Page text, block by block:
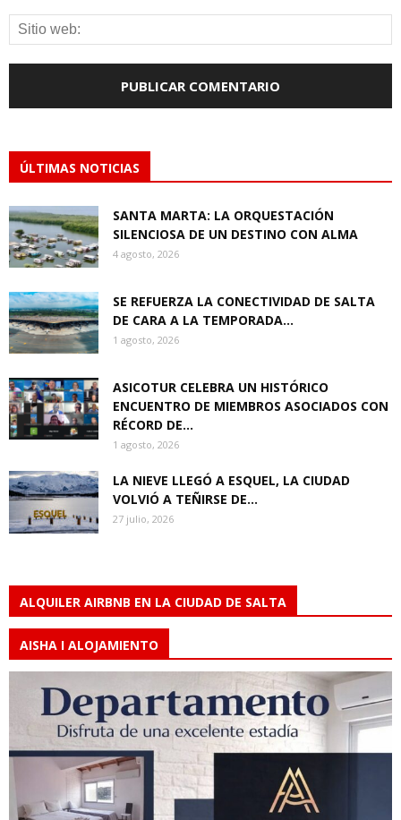
ÚLTIMAS NOTICIAS
SANTA MARTA: LA ORQUESTACIÓN
SILENCIOSA DE UN DESTINO CON ALMA
4 agosto, 2026
SE REFUERZA LA CONECTIVIDAD DE SALTA
DE CARA A LA TEMPORADA...
1 agosto, 2026
ASICOTUR CELEBRA UN HISTÓRICO
ENCUENTRO DE MIEMBROS ASOCIADOS CON
RÉCORD DE...
1 agosto, 2026
LA NIEVE LLEGÓ A ESQUEL, LA CIUDAD
VOLVIÓ A TEÑIRSE DE...
27 julio, 2026
ALQUILER AIRBNB EN LA CIUDAD DE SALTA
AISHA I ALOJAMIENTO